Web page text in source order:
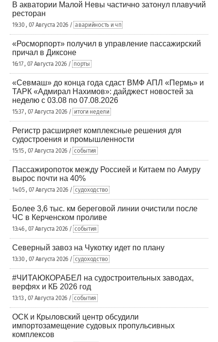
В акватории Малой Невы частично затонул плавучий
ресторан
19:30 , 07 Августа 2026 / аварийность и чп
«Росморпорт» получил в управление пассажирский
причал в Диксоне
16:17 , 07 Августа 2026 / порты
«Севмаш» до конца года сдаст ВМФ АПЛ «Пермь» и
ТАРК «Адмирал Нахимов»: дайджест новостей за
неделю с 03.08 по 07.08.2026
15:37 , 07 Августа 2026 / итоги недели
Регистр расширяет комплексные решения для
судостроения и промышленности
15:15 , 07 Августа 2026 / события
Пассажиропоток между Россией и Китаем по Амуру
вырос почти на 40%
14:05 , 07 Августа 2026 / судоходство
Более 3,6 тыс. км береговой линии очистили после
ЧС в Керченском проливе
13:46 , 07 Августа 2026 / события
Северный завоз на Чукотку идет по плану
13:30 , 07 Августа 2026 / судоходство
#ЧИТАЮКОРАБЕЛ на судостроительных заводах,
верфях и КБ 2026 год
13:13 , 07 Августа 2026 / события
ОСК и Крыловский центр обсудили
импортозамещение судовых пропульсивных
комплексов